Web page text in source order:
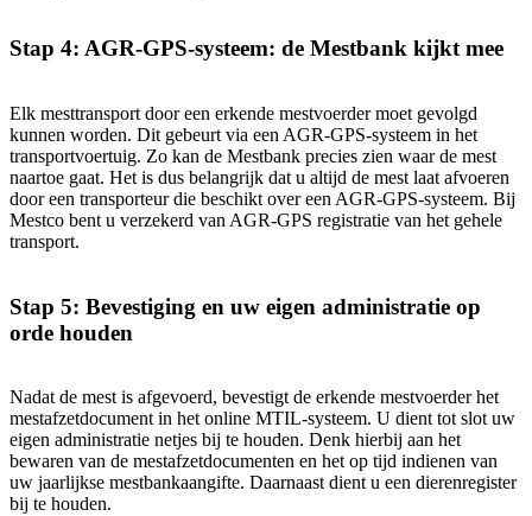
Stap 4: AGR-GPS-systeem: de Mestbank kijkt mee
Elk mesttransport door een erkende mestvoerder moet gevolgd
kunnen worden. Dit gebeurt via een AGR-GPS-systeem in het
transportvoertuig. Zo kan de Mestbank precies zien waar de mest
naartoe gaat. Het is dus belangrijk dat u altijd de mest laat afvoeren
door een transporteur die beschikt over een AGR-GPS-systeem. Bij
Mestco bent u verzekerd van AGR-GPS registratie van het gehele
transport.
Stap 5: Bevestiging en uw eigen administratie op
orde houden
Nadat de mest is afgevoerd, bevestigt de erkende mestvoerder het
mestafzetdocument in het online MTIL-systeem. U dient tot slot uw
eigen administratie netjes bij te houden. Denk hierbij aan het
bewaren van de mestafzetdocumenten en het op tijd indienen van
uw jaarlijkse mestbankaangifte. Daarnaast dient u een dierenregister
bij te houden.